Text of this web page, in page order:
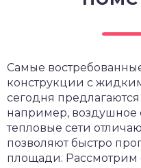
Самые
конструкции с
сегодня
например, воздушное
тепловые сети
позволяют быстро
площади. Рассмотрим